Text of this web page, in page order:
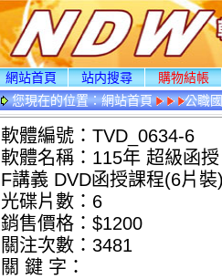
網站首頁 站内搜尋
購物結帳
您現在的位置：網站首頁 公職
軟體編號：TVD_0634-6
軟體名稱：115年 超級函
F講義 DVD函授課程(6片
光碟片數：6
銷售價格：$1200
關注次數： 3481
關 鍵 字：